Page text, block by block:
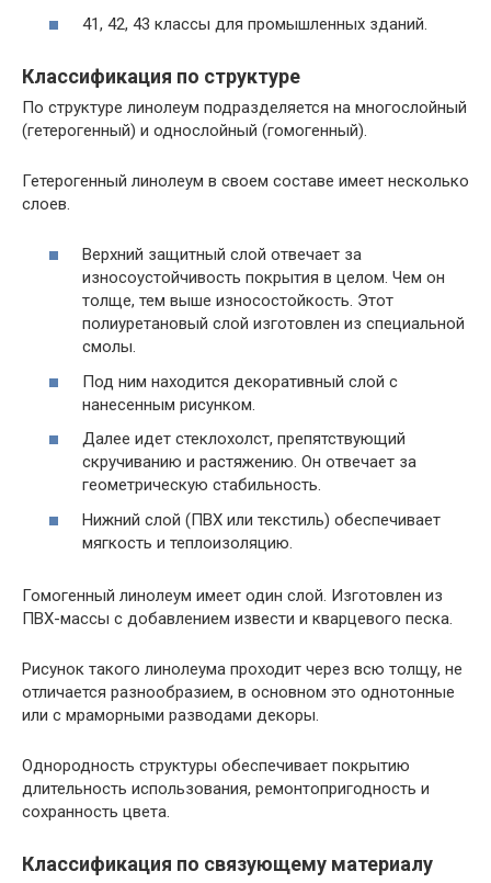
41, 42, 43 классы для промышленных зданий.
Классификация по структуре
По структуре линолеум подразделяется на многослойный
(гетерогенный) и однослойный (гомогенный).
Гетерогенный линолеум в своем составе имеет несколько
слоев.
Верхний защитный слой отвечает за
износоустойчивость покрытия в целом. Чем он
толще, тем выше износостойкость. Этот
полиуретановый слой изготовлен из специальной
смолы.
Под ним находится декоративный слой с
нанесенным рисунком.
Далее идет стеклохолст, препятствующий
скручиванию и растяжению. Он отвечает за
геометрическую стабильность.
Нижний слой (ПВХ или текстиль) обеспечивает
мягкость и теплоизоляцию.
Гомогенный линолеум имеет один слой. Изготовлен из
ПВХ-массы с добавлением извести и кварцевого песка.
Рисунок такого линолеума проходит через всю толщу, не
отличается разнообразием, в основном это однотонные
или с мраморными разводами декоры.
Однородность структуры обеспечивает покрытию
длительность использования, ремонтопригодность и
сохранность цвета.
Классификация по связующему материалу